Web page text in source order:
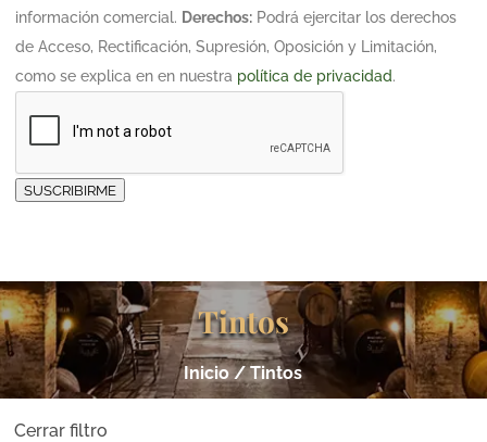
información comercial. Derechos: Podrá ejercitar los derechos
de Acceso, Rectificación, Supresión, Oposición y Limitación,
como se explica en en nuestra política de privacidad.
SUSCRIBIRME
Tintos
Inicio/ Tintos
Cerrar filtro